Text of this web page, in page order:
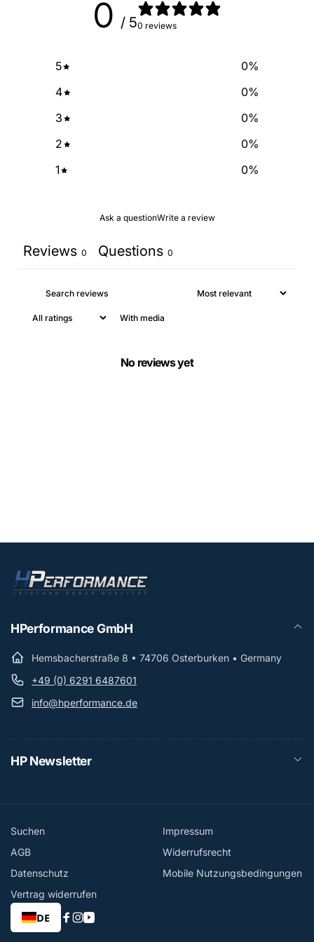
0 / 50 reviews
5 0%
4
0%
3
0%
2
0%
1
0%
Ask a questionWrite a review
Reviews 0 Questions 0
With media
No reviews yet
HPerformance GmbH
Hemsbacherstraße 8 • 74706 Osterburken • Germany
+49 (0) 6291 6487601
info@hperformance.de
HP Newsletter
Suchen
Impressum
AGB
Widerrufsrecht
Datenschutz
Mobile Nutzungsbedingungen
Vertrag widerrufen
DE
Facebook
Instagram
YouTube